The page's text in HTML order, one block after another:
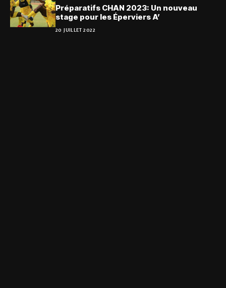
Préparatifs CHAN 2023: Un nouveau
stage pour les Éperviers A’
20 JUILLET 2022